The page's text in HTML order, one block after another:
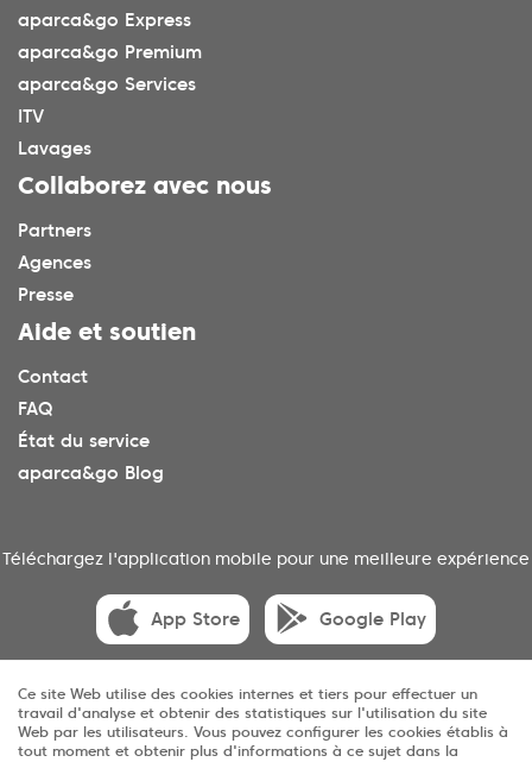
aparca&go Express
aparca&go Premium
aparca&go Services
ITV
Lavages
Collaborez avec nous
Partners
Agences
Presse
Aide et soutien
Contact
FAQ
État du service
aparca&go Blog
Téléchargez l'application mobile pour une meilleure expérience
App Store Google Play
© 2025 aparca&go Tous droits réservés
Ce site Web utilise des cookies internes et tiers pour effectuer un
travail d'analyse et obtenir des statistiques sur l'utilisation du site
Web par les utilisateurs. Vous pouvez configurer les cookies établis à
tout moment et obtenir plus d'informations à ce sujet dans la